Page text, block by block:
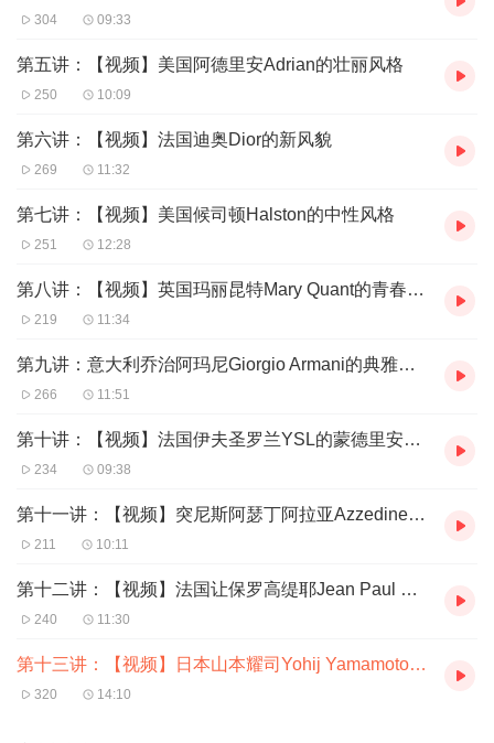
304 09:33
第五讲：【视频】美国阿德里安Adrian的壮丽风格
250 10:09
第六讲：【视频】法国迪奥Dior的新风貌
269 11:32
第七讲：【视频】美国候司顿Halston的中性风格
251 12:28
第八讲：【视频】英国玛丽昆特Mary Quant的青春风格
219 11:34
第九讲：意大利乔治阿玛尼Giorgio Armani的典雅风格
266 11:51
第十讲：【视频】法国伊夫圣罗兰YSL的蒙德里安风格
234 09:38
第十一讲：【视频】突尼斯阿瑟丁阿拉亚Azzedine alaia的紧身性感风格
211 10:11
第十二讲：【视频】法国让保罗高缇耶Jean Paul Gaultier的法式风格
240 11:30
第十三讲：【视频】日本山本耀司Yohij Yamamoto的黑色风格
320 14:10